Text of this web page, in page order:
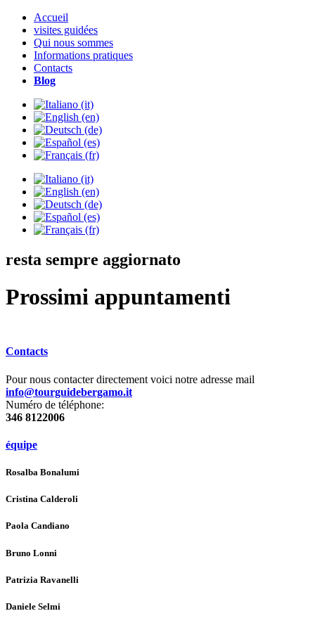
Accueil
visites guidées
Qui nous sommes
Informations pratiques
Contacts
Blog
resta sempre aggiornato
Prossimi appuntamenti
Contacts
Pour nous contacter directement voici notre adresse mail
info@tourguidebergamo.it
Numéro de téléphone:
346 8122006
équipe
Rosalba Bonalumi
Cristina Calderoli
Paola Candiano
Bruno Lonni
Patrizia Ravanelli
Daniele Selmi